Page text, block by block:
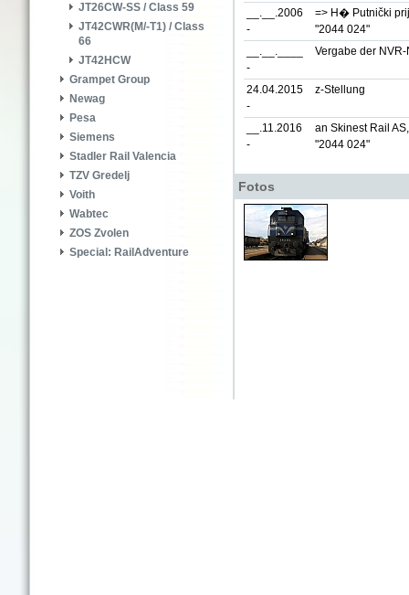
JT26CW-SS / Class 59
JT42CWR(M/-T1) / Class
66
JT42HCW
Grampet Group
Newag
Pesa
Siemens
Stadler Rail Valencia
TZV Gredelj
Voith
Wabtec
ZOS Zvolen
Special: RailAdventure
__.__.2006
-
=> H� Putnički
"2044 024"
__.__.____
-
Vergabe der
24.04.2015
-
z-Stellung
__.11.2016
-
an Skinest Rail
"2044 024"
Fotos